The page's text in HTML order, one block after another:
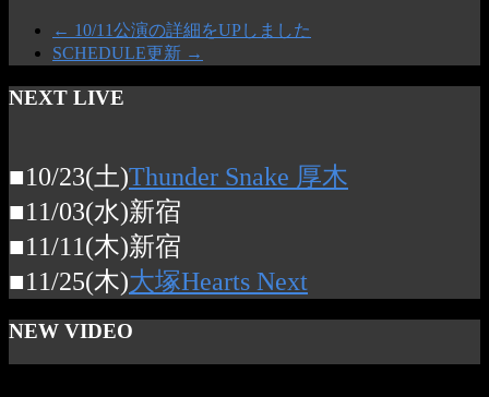
← 10/11公演の詳細をUPしました
SCHEDULE更新 →
NEXT LIVE
■10/23(土)Thunder Snake 厚木
■11/03(水)新宿
■11/11(木)新宿
■11/25(木)大塚Hearts Next
NEW VIDEO